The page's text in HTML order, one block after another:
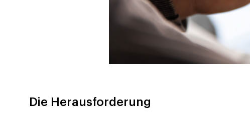
Die Herausforderung